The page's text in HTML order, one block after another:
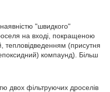
"швидкого"
на вході, покращеною
тепловідведенням (присутня
компаунд). Більш
двох фільтруючих дроселів